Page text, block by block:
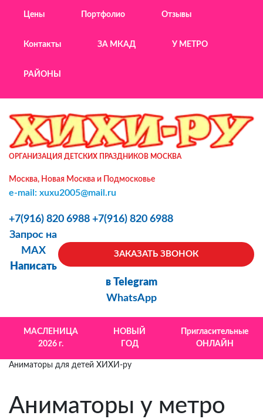
Цены Портфолио Отзывы
Контакты ЗА МКАД У МЕТРО
РАЙОНЫ
ОРГАНИЗАЦИЯ ДЕТСКИХ ПРАЗДНИКОВ МОСКВА
Москва, Новая Москва и Подмосковье
e-mail: xuxu2005@mail.ru
+7(916) 820 6988 +7(916) 820 6988
ЗАКАЗАТЬ ЗВОНОК
Запрос на
MAX
Написать
в Telegram
WhatsApp
МАСЛЕНИЦА
2026 г.
НОВЫЙ
ГОД
Пригласительные
ОНЛАЙН
Аниматоры для детей ХИХИ-ру
Аниматоры у метро